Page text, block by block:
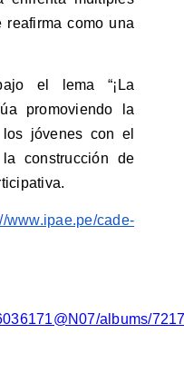
reafirma como una
el lema “¡La
promoviendo la
jóvenes con el
construcción de
cipativa.
www.ipae.pe/cade-
albums/